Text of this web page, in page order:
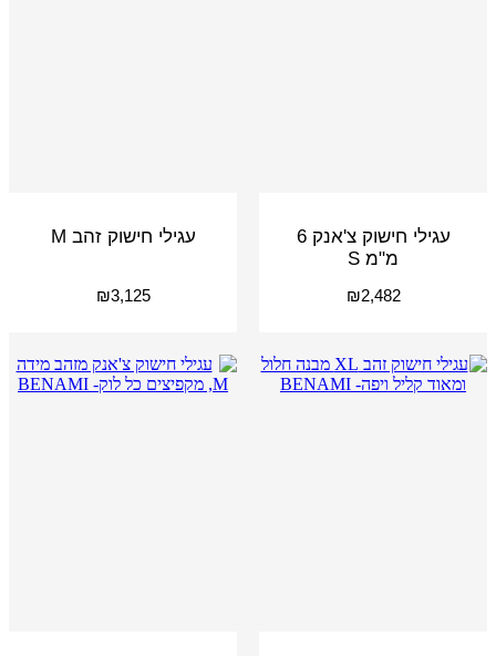
עגילי חישוק צ'אנק 6
מ"מ S
₪2,482
עגילי חישוק זהב M
₪3,125